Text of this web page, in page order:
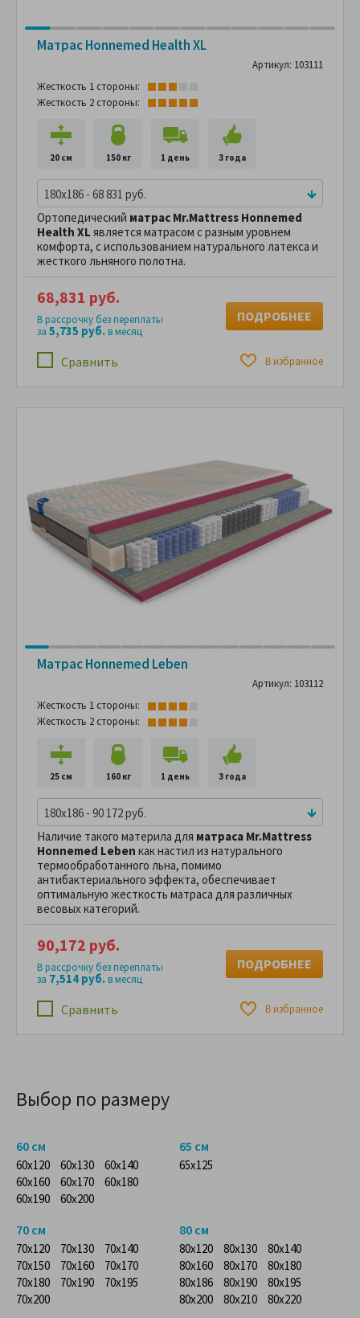
Матрас Hоnnemed Health XL
Артикул: 103111
Жесткость 1 стороны:
Жесткость 2 стороны:
20 см 150 кг 1 день 3 года
180x186 - 68 831 руб.
Ортопедический матрас Mr.Mattress Hоnnemed
Health XL является матрасом с разным уровнем
комфорта, с использованием натурального латекса и
жесткого льняного полотна.
Сравнить В избранное
68,831 руб.
В рассрочку без переплаты
за 5,735 руб.в месяц
ПОДРОБНЕЕ
Матрас Hоnnemed Leben
Артикул: 103112
Жесткость 1 стороны:
Жесткость 2 стороны:
25 см 160 кг 1 день 3 года
180x186 - 90 172 руб.
Наличие такого материла для матраса Mr.Mattress
Hоnnemed Leben как настил из натурального
термообработанного льна, помимо
антибактериального эффекта, обеспечивает
оптимальную жесткость матраса для различных
весовых категорий.
Сравнить В избранное
90,172 руб.
В рассрочку без переплаты
за 7,514 руб.в месяц
ПОДРОБНЕЕ
Выбор по размеру
60 см
60x120 60x130
60x140
60x160
60x170
60x180
60x190
60x200
65 см
65x125
70 см
70x120 70x130
70x140
70x150
70x160
70x170
70x180
70x190
70x195
70x200
80 см
80x120 80x130
80x140
80x160
80x170
80x180
80x186
80x190
80x195
80x200
80x210 80x220